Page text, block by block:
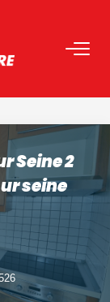
Seine 2
seine